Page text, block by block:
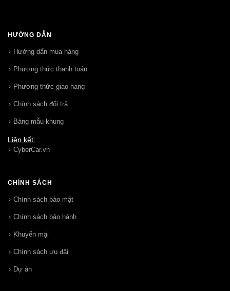
HƯỚNG DẪN
Hướng dẩn mua hàng
Phương thức thanh toán
Phương thức giao hang
Chính sách đổi trả
Bảng mẫu khung
Liên kết:
CyberCar.vn
CHÍNH SÁCH
Chính sách bảo mật
Chính sách bảo hành
Khuyến mại
Chính sách ưu đãi
Dự án